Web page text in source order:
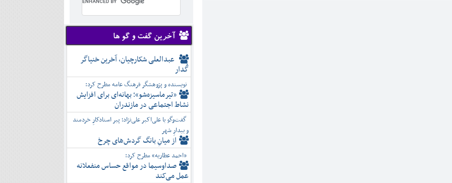
آخرین گفت و گو ها
عبدالعلی شکارچیان، آخرین خنیاگر
گُدار
نویسنده و پژوهشگر فرهنگ عامه مطرح کرد:
«تیرماسیزه‌شو»؛ بهانه‌ای برای افزایش
نشاط اجتماعی در مازندران
گفت‌وگو با علی‌اکبر علی‌نژاد؛ پیر استادکارِ خردمند
و بیدارِ شهر
از میانِ بانگ گردش‌های چرخ
«احمد عطاریه» مطرح کرد:
صداوسیما در مواقع حساس منفعلانه
عمل می‌کند